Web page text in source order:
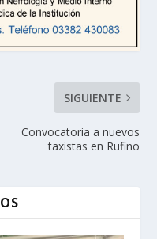
SIGUIENTE
Convocatoria a nuevos
taxistas en Rufino